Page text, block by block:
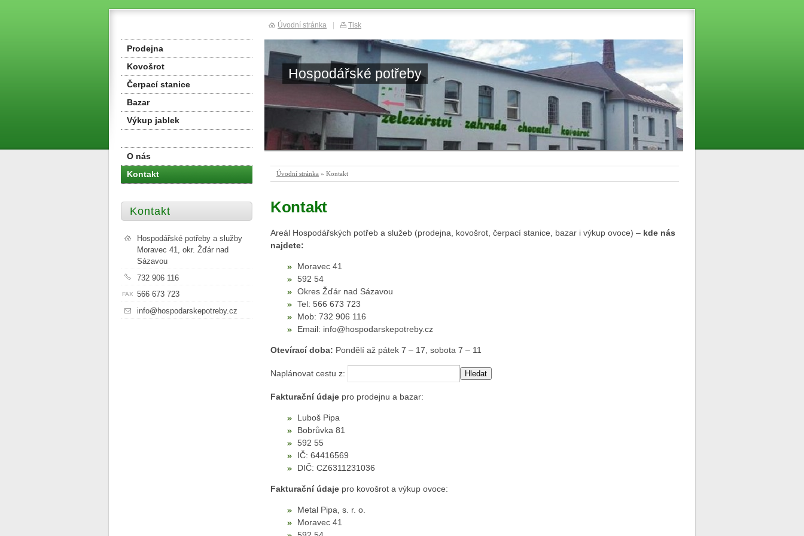
Úvodní stránka » Kontakt
Kontakt
Areál Hospodářských potřeb a služeb (prodejna, kovošrot, čerpací stanice, bazar i výkup ovoce) – kde nás
najdete:
Moravec 41
592 54
Okres Žďár nad Sázavou
Tel: 566 673 723
Mob: 732 906 116
Email: info@hospodarskepotreby.cz
Otevírací doba: Pondělí až pátek 7 – 17, sobota 7 – 11
Naplánovat cestu z:
Fakturační údaje pro prodejnu a bazar:
Luboš Pipa
Bobrůvka 81
592 55
IČ: 64416569
DIČ: CZ6311231036
Fakturační údaje pro kovošrot a výkup ovoce:
Metal Pipa, s. r. o.
Moravec 41
Hospodářské potřeby
Prodejna
Kovošrot
Čerpací stanice
Bazar
Výkup jablek
O nás
Kontakt
Kontakt
Hospodářské potřeby a služby
Moravec 41, okr. Žďár nad
Sázavou
732 906 116
FAX
566 673 723
info@hospodarskepotreby.cz
Úvodní stránka | Tisk